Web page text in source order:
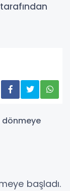
başladı.